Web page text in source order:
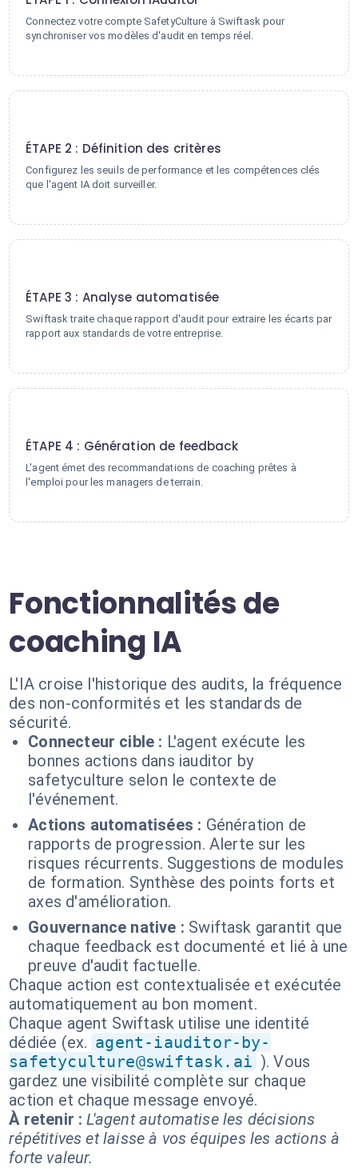
Connectez votre compte SafetyCulture à Swiftask pour
synchroniser vos modèles d'audit en temps réel.
ÉTAPE 2 : Définition des critères
Configurez les seuils de performance et les compétences clés
que l'agent IA doit surveiller.
ÉTAPE 3 : Analyse automatisée
Swiftask traite chaque rapport d'audit pour extraire les écarts par
rapport aux standards de votre entreprise.
ÉTAPE 4 : Génération de feedback
L'agent émet des recommandations de coaching prêtes à
l'emploi pour les managers de terrain.
Fonctionnalités de
coaching IA
L'IA croise l'historique des audits, la fréquence
des non-conformités et les standards de
sécurité.
Connecteur cible : L'agent exécute les
bonnes actions dans iauditor by
safetyculture selon le contexte de
l'événement.
Actions automatisées : Génération de
rapports de progression. Alerte sur les
risques récurrents. Suggestions de modules
de formation. Synthèse des points forts et
axes d'amélioration.
Gouvernance native : Swiftask garantit que
chaque feedback est documenté et lié à une
preuve d'audit factuelle.
Chaque action est contextualisée et exécutée
automatiquement au bon moment.
Chaque agent Swiftask utilise une identité
dédiée (ex. agent-iauditor-by-
safetyculture@swiftask.ai ). Vous
gardez une visibilité complète sur chaque
action et chaque message envoyé.
À retenir : L'agent automatise les décisions
répétitives et laisse à vos équipes les actions à
forte valeur.